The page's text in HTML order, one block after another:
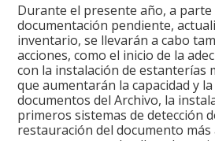
Durante el presente año, a
documentación pendiente,
inventario, se llevarán a cabo
acciones, como el inicio de la
con la instalación de estanterías
que aumentarán la capacidad y
documentos del Archivo, la
primeros sistemas de detección
restauración del documento